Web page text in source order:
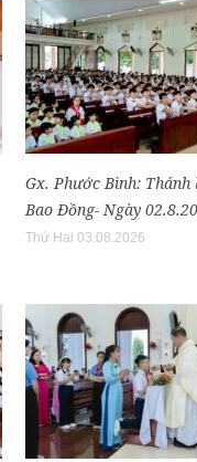
Gx. Phước Bình: Thánh
Bao Đồng- Ngày
Thứ Hai 03.08.2026